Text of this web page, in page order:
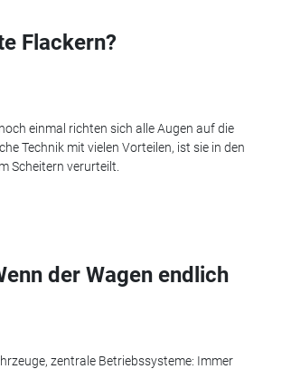
Flackern?
einmal richten sich alle Augen auf die
Technik mit vielen Vorteilen, ist sie in den
Scheitern verurteilt.
der Wagen endlich
zentrale Betriebssysteme: Immer